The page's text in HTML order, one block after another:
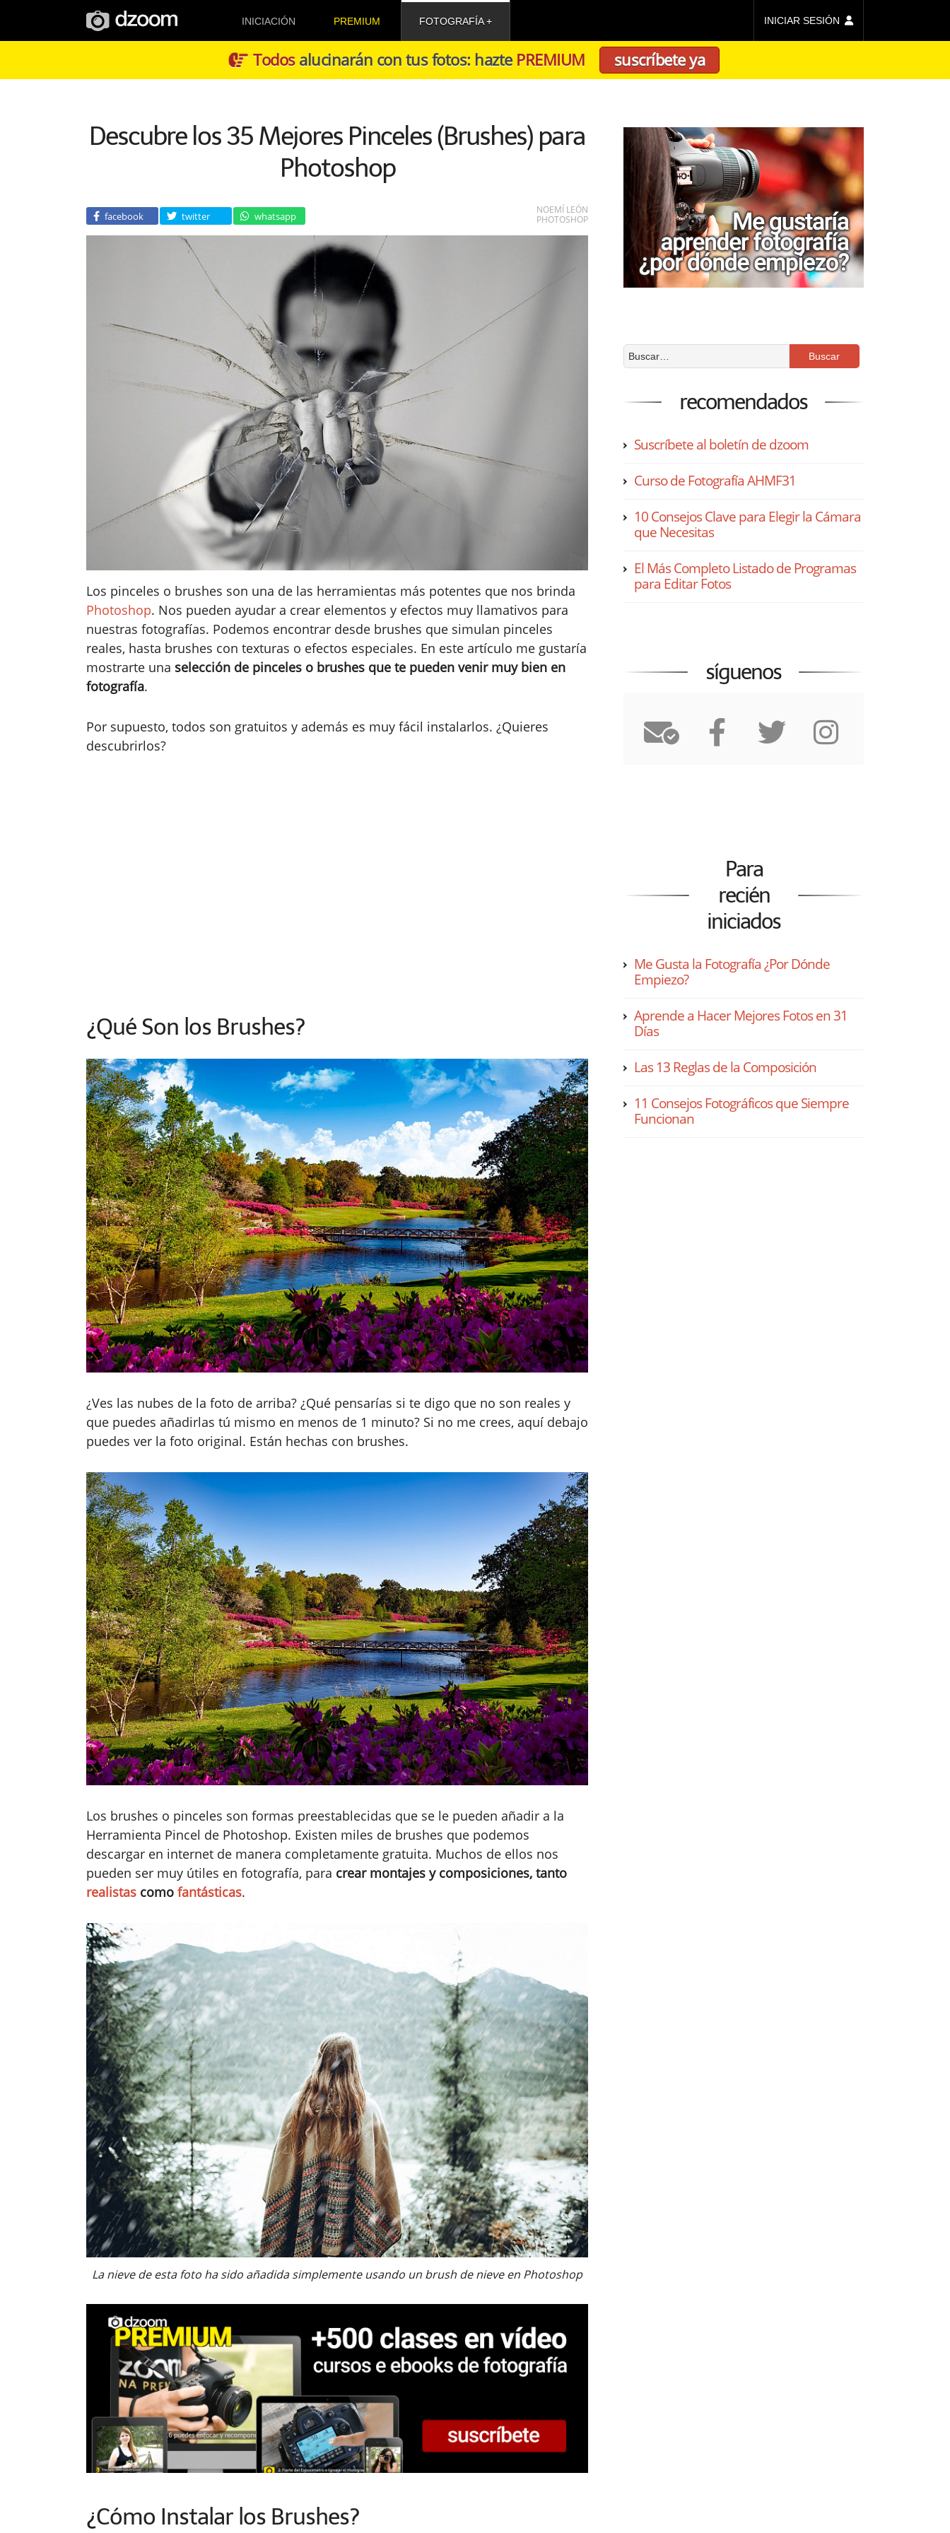
INICIACIÓN PREMIUM FOTOGRAFÍA INICIAR SESIÓN
Todosalucinarán con tus fotos: hazte PREMIUM suscríbete ya
Descubre los 35 Mejores Pinceles (Brushes) para
Photoshop
facebook twitter whatsapp
NOEMÍ LEÓN
PHOTOSHOP
Los pinceles o brushes son una de las herramientas más potentes que nos brinda
Photoshop. Nos pueden ayudar a crear elementos y efectos muy llamativos para
nuestras fotografías. Podemos encontrar desde brushes que simulan pinceles
reales, hasta brushes con texturas o efectos especiales. En este artículo me gustaría
mostrarte una selección de pinceles o brushes que te pueden venir muy bien en
fotografía.
Por supuesto, todos son gratuitos y además es muy fácil instalarlos. ¿Quieres
descubrirlos?
¿Qué Son los Brushes?
¿Ves las nubes de la foto de arriba? ¿Qué pensarías si te digo que no son reales y
que puedes añadirlas tú mismo en menos de 1 minuto? Si no me crees, aquí debajo
puedes ver la foto original. Están hechas con brushes.
Los brushes o pinceles son formas preestablecidas que se le pueden añadir a la
Herramienta Pincel de Photoshop. Existen miles de brushes que podemos
descargar en internet de manera completamente gratuita. Muchos de ellos nos
pueden ser muy útiles en fotografía, para crear montajes y composiciones, tanto
realistas como fantásticas.
La nieve de esta foto ha sido añadida simplemente usando un brush de nieve en Photoshop
¿Cómo Instalar los Brushes?
recomendados
Suscríbete al boletín de dzoom
Curso de Fotografía AHMF31
10 Consejos Clave para Elegir la Cámara
que Necesitas
El Más Completo Listado de Programas
para Editar Fotos
síguenos
Para
recién
iniciados
Me Gusta la Fotografía ¿Por Dónde
Empiezo?
Aprende a Hacer Mejores Fotos en 31
Días
Las 13 Reglas de la Composición
11 Consejos Fotográficos que Siempre
Funcionan